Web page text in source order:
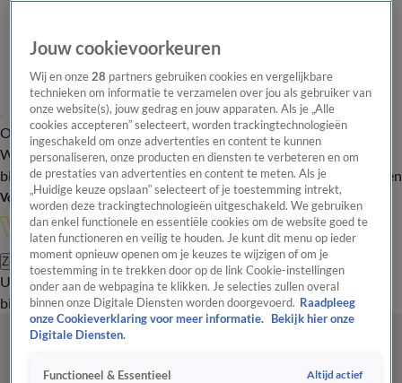
Overzicht Onze programma's Uitzendingen Onze gezichten
In de
WandelgangenInterviewsUitzending
bijwonenPodcastShopVeelgestelde vragenKijkersvraag insturen
Volg Vandaag Inside
Zoeken
UitzendingenVandaag InsideDe OranjezomerShopUitzending
bijwonen
Jouw cookievoorkeuren
Wij en onze28 partners gebruiken cookies en vergelijkbare
technieken om informatie te verzamelen over jou als gebruiker van
onze website(s), jouw gedrag en jouw apparaten. Als je „Alle
cookies accepteren” selecteert, worden trackingtechnologieën
ingeschakeld om onze advertenties en content te kunnen
personaliseren, onze producten en diensten te verbeteren en om
de prestaties van advertenties en content te meten. Als je
„Huidige keuze opslaan” selecteert of je toestemming intrekt,
worden deze trackingtechnologieën uitgeschakeld. We gebruiken
dan enkel functionele en essentiële cookies om de website goed te
laten functioneren en veilig te houden. Je kunt dit menu op ieder
moment opnieuw openen om je keuzes te wijzigen of om je
toestemming in te trekken door op de link Cookie-instellingen
onder aan de webpagina te klikken. Je selecties zullen overal
binnen onze Digitale Diensten worden doorgevoerd. Raadpleeg
onze Cookieverklaring voor meer informatie.
Bekijk hier onze
Digitale Diensten.
Functioneel & Essentieel Altijd actief